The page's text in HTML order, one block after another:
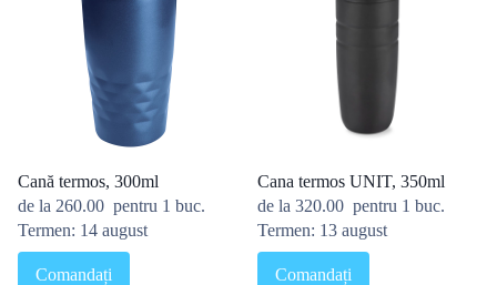
Cană termos, 300ml
de la 260.00 pentru 1 buc.
Termen: 14 august
Comandați
Cana termos UNIT, 350ml
de la 320.00 pentru 1 buc.
Termen: 13 august
Comandați